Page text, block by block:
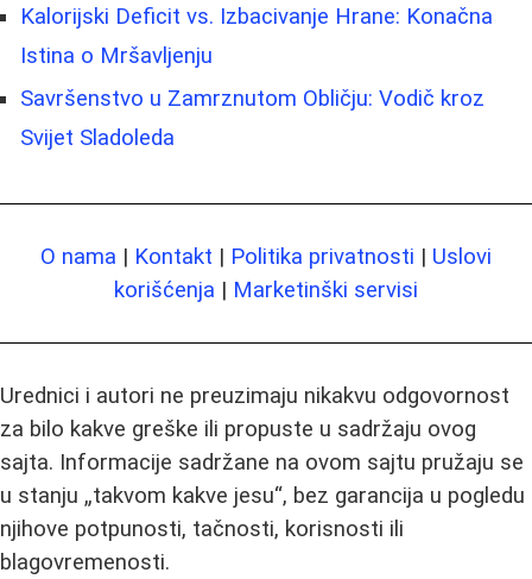
Kalorijski Deficit vs. Izbacivanje Hrane: Konačna
Istina o Mršavljenju
Savršenstvo u Zamrznutom Obličju: Vodič kroz
Svijet Sladoleda
O nama | Kontakt | Politika privatnosti | Uslovi
korišćenja | Marketinški servisi
Urednici i autori ne preuzimaju nikakvu odgovornost
za bilo kakve greške ili propuste u sadržaju ovog
sajta. Informacije sadržane na ovom sajtu pružaju se
u stanju „takvom kakve jesu“, bez garancija u pogledu
njihove potpunosti, tačnosti, korisnosti ili
blagovremenosti.